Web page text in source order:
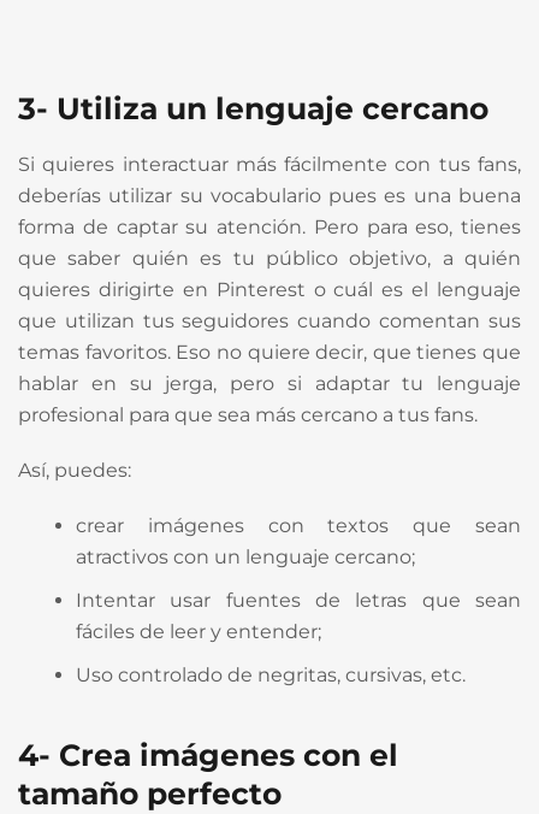
3- Utiliza un lenguaje cercano
Si quieres interactuar más fácilmente con tus fans,
deberías utilizar su vocabulario pues es una buena
forma de captar su atención. Pero para eso, tienes
que saber quién es tu público objetivo, a quién
quieres dirigirte en Pinterest o cuál es el lenguaje
que utilizan tus seguidores cuando comentan sus
temas favoritos. Eso no quiere decir, que tienes que
hablar en su jerga, pero si adaptar tu lenguaje
profesional para que sea más cercano a tus fans.
Así, puedes:
crear imágenes con textos que sean
atractivos con un lenguaje cercano;
Intentar usar fuentes de letras que sean
fáciles de leer y entender;
Uso controlado de negritas, cursivas, etc.
4- Crea imágenes con el
tamaño perfecto